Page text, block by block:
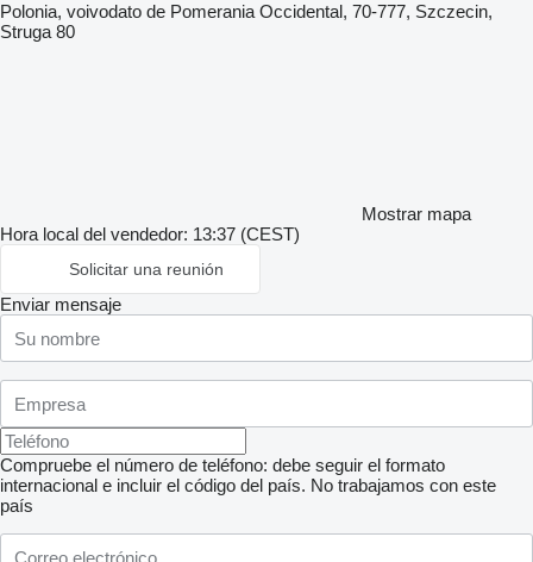
Polonia, voivodato de Pomerania Occidental, 70-777, Szczecin,
Struga 80
Mostrar mapa
Hora local del vendedor: 13:37 (CEST)
Solicitar una reunión
Enviar mensaje
Compruebe el número de teléfono: debe seguir el formato
internacional e incluir el código del país. No trabajamos con este
país